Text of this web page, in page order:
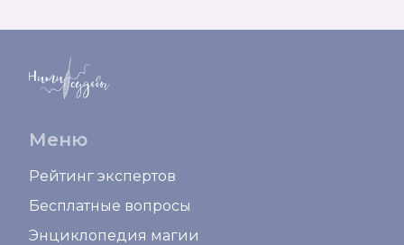
Меню
Рейтинг экспертов
Бесплатные вопросы
Энциклопедия магии